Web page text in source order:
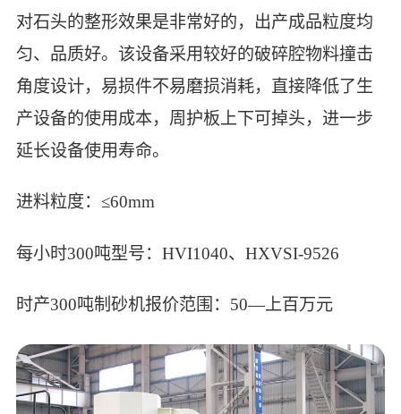
对石头的整形效果是非常好的，出产成品粒度均
匀、品质好。该设备采用较好的破碎腔物料撞击
角度设计，易损件不易磨损消耗，直接降低了生
产设备的使用成本，周护板上下可掉头，进一步
延长设备使用寿命。
进料粒度：≤60mm
每小时300吨型号：HVI1040、HXVSI-9526
时产300吨制砂机报价范围：50—上百万元